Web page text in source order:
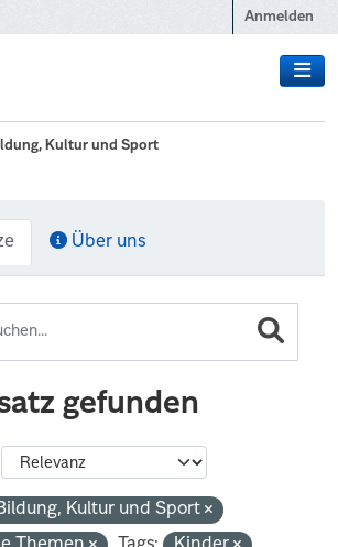
Anmelden
Kultur und Sport
Über uns
gefunden
Kultur und Sport